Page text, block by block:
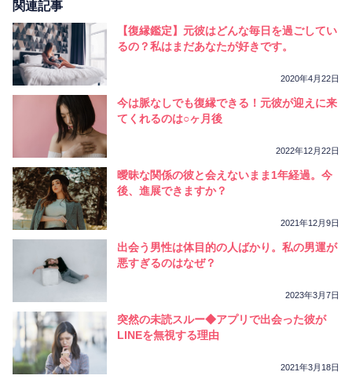
関連記事
【復縁鑑定】元彼はどんな毎日を過ごしてい
るの？私はまだあなたが好きです。
2020年4月22日
今は脈なしでも復縁できる！元彼が迎えに来
てくれるのは○ヶ月後
2022年12月22日
曖昧な関係の彼と会えないまま1年経過。今
後、進展できますか？
2021年12月9日
出会う男性は体目的の人ばかり。私の男運が
悪すぎるのはなぜ？
2023年3月7日
突然の未読スルー◆アプリで出会った彼が
LINEを無視する理由
2021年3月18日